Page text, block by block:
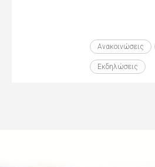
Ανακοινώσεις
Εκδηλώσεις